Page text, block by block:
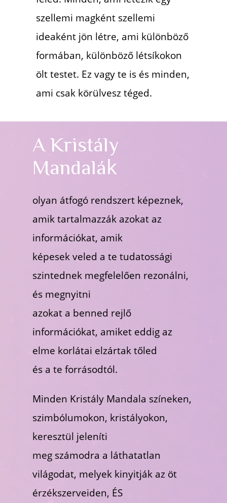
szellemi magként szellemi
ideaként jön létre, ami különböző
formában, különböző létsíkokon
ölt testet. Ez vagy te is és minden,
ami csak körülvesz téged.
A Kristály
Mandalák
olyan átfogó rendszert képeznek,
amik tartalmazzák azokat az
információkat, amik
képesek veled a te tudatossági
szintednek megfelelően rezonálni,
és megnyitni
azokat a benned rejlő
információkat, amiket eddig az
elme korlátai elzártak tőled
és a te forrásodtól.
Minden Kristály Mandala színeken,
szimbólumokon, kristályokon,
keresztül jeleníti
meg számodra a láthatatlan
világodat, melyek kinyitják az öt
érzékszerveiden, ÉS